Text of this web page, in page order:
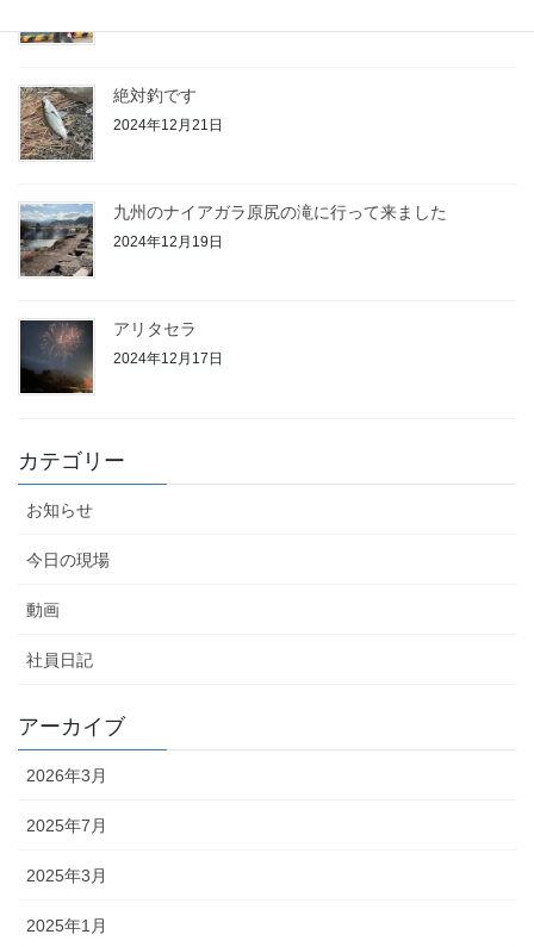
絶対釣です
2024年12月21日
九州のナイアガラ原尻の滝に行って来ました
2024年12月19日
アリタセラ
2024年12月17日
カテゴリー
お知らせ
今日の現場
動画
社員日記
アーカイブ
2026年3月
2025年7月
2025年3月
2025年1月